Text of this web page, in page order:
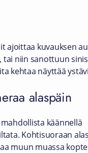
ajoittaa kuvauksen
tai niin sanottuun
kehtaa näyttää
alaspäin
käännellä
Kohtisuoraan
muun muassa